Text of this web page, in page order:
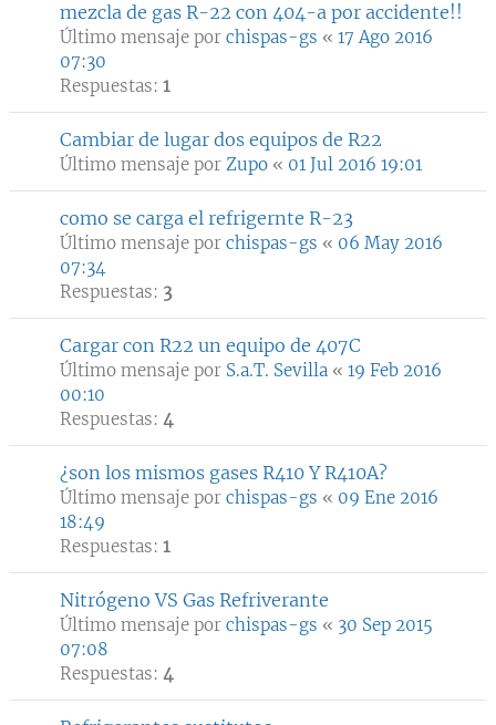
mezcla de gas R-22 con 404-a por accidente!!
Último mensaje por chispas-gs « 17 Ago 2016
07:30
Respuestas: 1
Cambiar de lugar dos equipos de R22
Último mensaje por Zupo « 01 Jul 2016 19:01
como se carga el refrigernte R-23
Último mensaje por chispas-gs « 06 May 2016
07:34
Respuestas: 3
Cargar con R22 un equipo de 407C
Último mensaje por S.a.T. Sevilla « 19 Feb 2016
00:10
Respuestas: 4
¿son los mismos gases R410 Y R410A?
Último mensaje por chispas-gs « 09 Ene 2016
18:49
Respuestas: 1
Nitrógeno VS Gas Refriverante
Último mensaje por chispas-gs « 30 Sep 2015
07:08
Respuestas: 4